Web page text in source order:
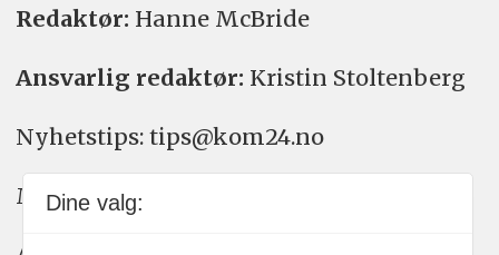
Redaktør: Hanne McBride
Ansvarlig redaktør: Kristin Stoltenberg
Nyhetstips: tips@kom24.no
Meninger: meninger@kom24.no
Dine valg: